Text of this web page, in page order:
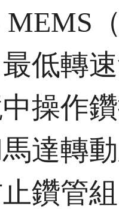
MEMS
低轉
操作
達轉
鑽管